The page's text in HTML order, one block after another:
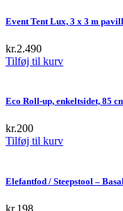
Event Tent Lux, 3 x 3 m
kr.2.490
Tilføj til kurv
Eco Roll-up, enkeltsidet, 85
kr.200
Tilføj til kurv
Elefantfod / Steepstool –
kr.198